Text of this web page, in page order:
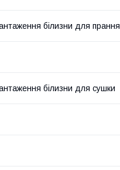
білизни для прання
білизни для сушки